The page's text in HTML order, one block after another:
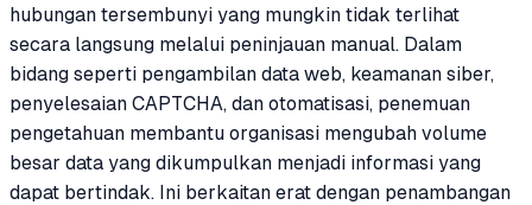
hubungan tersembunyi yang mungkin tidak terlihat
secara langsung melalui peninjauan manual. Dalam
bidang seperti pengambilan data web, keamanan siber,
penyelesaian CAPTCHA, dan otomatisasi, penemuan
pengetahuan membantu organisasi mengubah volume
besar data yang dikumpulkan menjadi informasi yang
dapat bertindak. Ini berkaitan erat dengan penambangan